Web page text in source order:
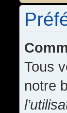
Tous
notre